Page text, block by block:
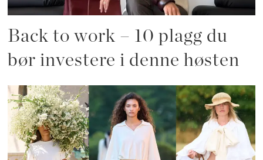
Back to work – 10 plagg du
bør investere i denne høsten